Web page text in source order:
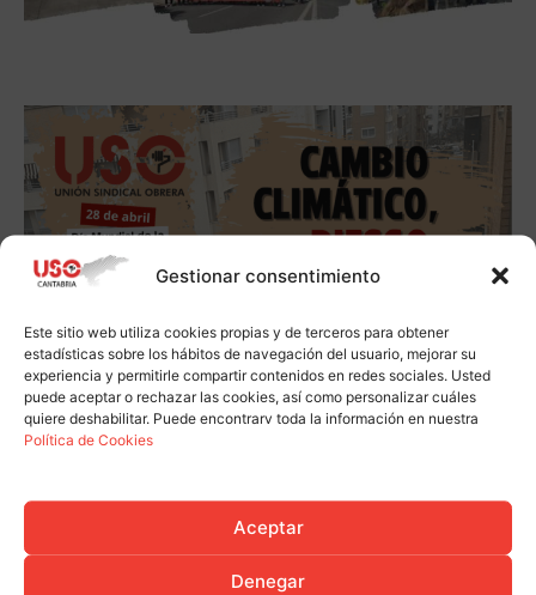
Gestionar consentimiento
Este sitio web utiliza cookies propias y de terceros para obtener
estadísticas sobre los hábitos de navegación del usuario, mejorar su
experiencia y permitirle compartir contenidos en redes sociales. Usted
puede aceptar o rechazar las cookies, así como personalizar cuáles
quiere deshabilitar. Puede encontrarv toda la información en nuestra
Política de Cookies
Aceptar
Denegar